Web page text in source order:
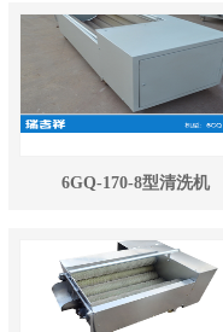
6GQ-170-8型清洗机